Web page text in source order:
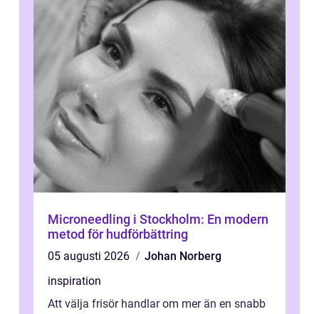
Microneedling i Stockholm: En modern
metod för hudförbättring
05 augusti 2026
Johan Norberg
inspiration
Att välja frisör handlar om mer än en snabb